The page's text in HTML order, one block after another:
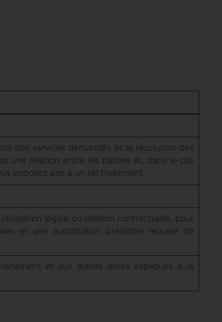
des services demandés et la résolution des
une relation entre les parties et, dans le cas
opposez pas à un tel traitement.
légale ou relation contractuelle, pour
et une autorisation préalable requise de
et aux autres droits expliqués à la